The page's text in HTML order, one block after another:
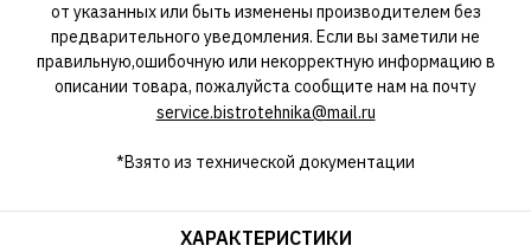
от указанных или быть изменены производителем без
предварительного уведомления. Если вы заметили не
правильную,ошибочную или некорректную информацию в
описании товара, пожалуйста сообщите нам на почту
service.bistrotehnika@mail.ru
*Взято из технической документации
ХАРАКТЕРИСТИКИ